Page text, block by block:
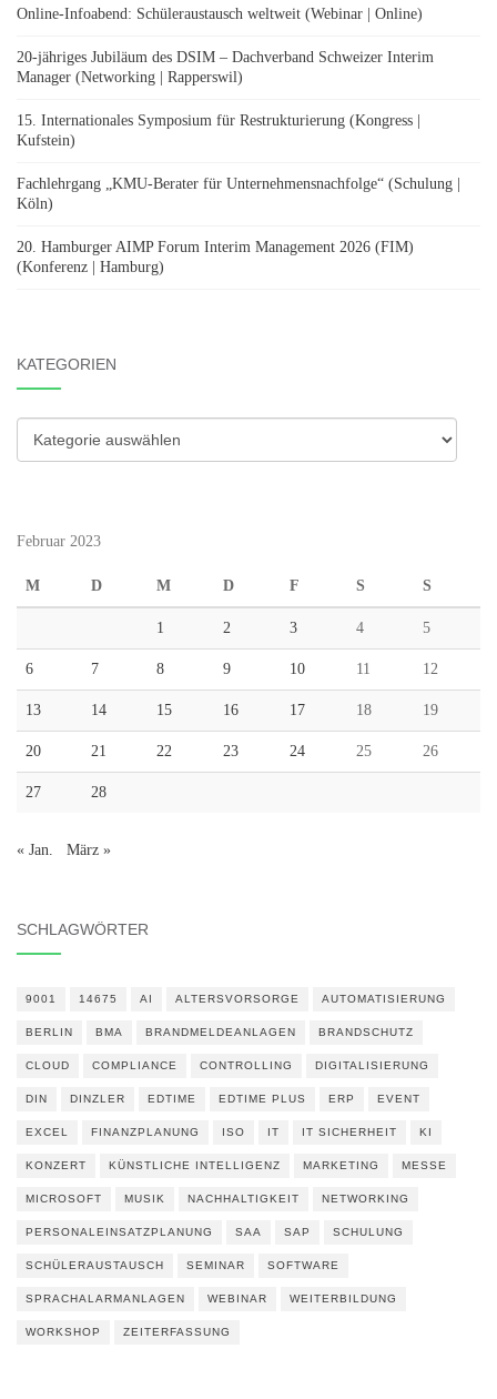
Online-Infoabend: Schüleraustausch weltweit (Webinar | Online)
20-jähriges Jubiläum des DSIM – Dachverband Schweizer Interim
Manager (Networking | Rapperswil)
15. Internationales Symposium für Restrukturierung (Kongress |
Kufstein)
Fachlehrgang „KMU-Berater für Unternehmensnachfolge“ (Schulung |
Köln)
20. Hamburger AIMP Forum Interim Management 2026 (FIM)
(Konferenz | Hamburg)
KATEGORIEN
Kategorien
Februar 2023
M D M D F S S
1 2 3 4 5
6 7 8 9 10 11 12
13 14 15 16 17 18 19
20 21 22 23 24 25 26
27 28
« Jan. März »
SCHLAGWÖRTER
9001 14675 AI ALTERSVORSORGE AUTOMATISIERUNG
BERLIN BMA BRANDMELDEANLAGEN BRANDSCHUTZ
CLOUD COMPLIANCE CONTROLLING DIGITALISIERUNG
DIN DINZLER EDTIME EDTIME PLUS ERP EVENT
EXCEL FINANZPLANUNG ISO IT IT SICHERHEIT KI
KONZERT KÜNSTLICHE INTELLIGENZ MARKETING MESSE
MICROSOFT MUSIK NACHHALTIGKEIT NETWORKING
PERSONALEINSATZPLANUNG SAA SAP SCHULUNG
SCHÜLERAUSTAUSCH SEMINAR SOFTWARE
SPRACHALARMANLAGEN WEBINAR WEITERBILDUNG
WORKSHOP ZEITERFASSUNG